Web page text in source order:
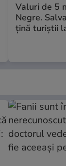
Valuri de 5
Negre.
ţină turiştii